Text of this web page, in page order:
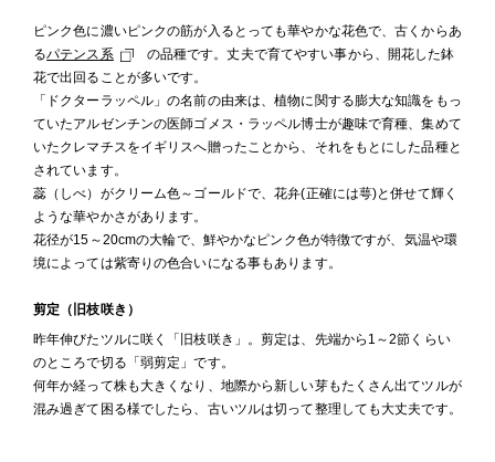
ピンク色に濃いピンクの筋が入るとっても華やかな花色で、古くからあ
るパテンス系
の品種です。丈夫で育てやすい事から、開花した鉢
花で出回ることが多いです。
「ドクターラッペル」の名前の由来は、植物に関する膨大な知識をもっ
ていたアルゼンチンの医師ゴメス・ラッペル博士が趣味で育種、集めて
いたクレマチスをイギリスへ贈ったことから、それをもとにした品種と
されています。
蕊（しべ）がクリーム色～ゴールドで、花弁(正確には萼)と併せて輝く
ような華やかさがあります。
花径が15～20cmの大輪で、鮮やかなピンク色が特徴ですが、気温や環
境によっては紫寄りの色合いになる事もあります。
剪定（旧枝咲き）
昨年伸びたツルに咲く「旧枝咲き」。剪定は、先端から1～2節くらい
のところで切る「弱剪定」です。
何年か経って株も大きくなり、地際から新しい芽もたくさん出てツルが
混み過ぎて困る様でしたら、古いツルは切って整理しても大丈夫です。